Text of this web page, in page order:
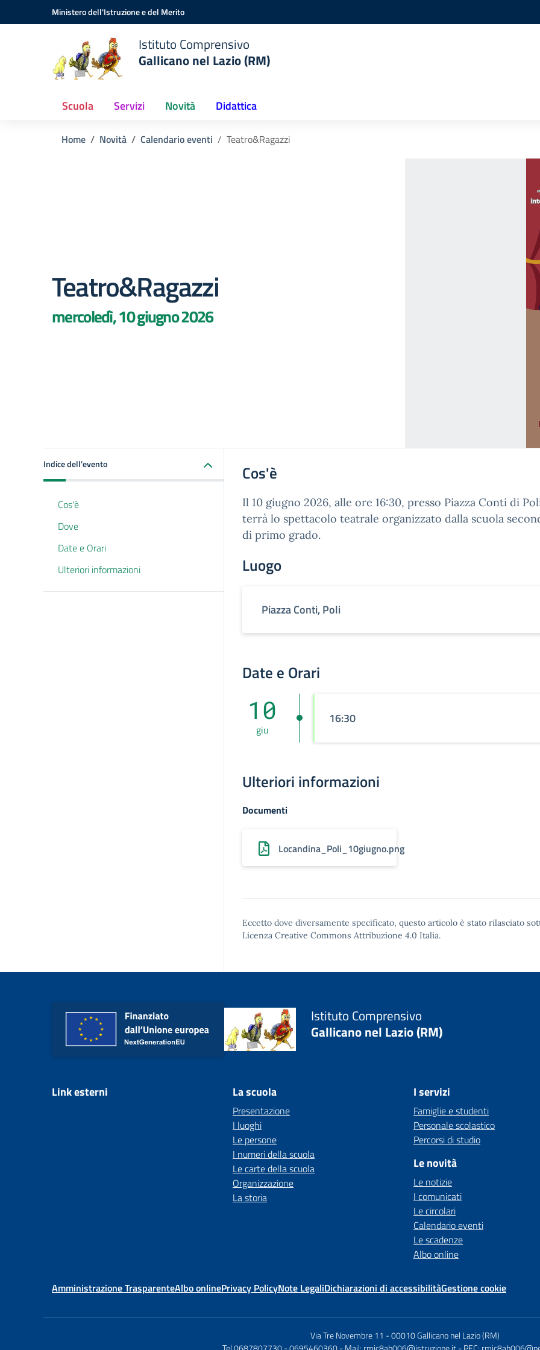
Vai ai contenuti
Vai al menu di navigazioneMinistero dell'Istruzione e del Merito
Istituto Comprensivo
Gallicano nel Lazio (RM)
Scuola Servizi Novità Didattica
Home Novità Calendario eventi Teatro&Ragazzi
Teatro&Ragazzi
mercoledì, 10 giugno 2026
Indice dell'evento
Cos'è
Dove
Date e Orari
Ulteriori informazioni
Cos'è
Il 10 giugno 2026, alle ore 16:30, presso Piazza Conti di
terrà lo spettacolo teatrale organizzato dalla scuola
di primo grado.
Luogo
Piazza Conti, Poli
Date e Orari
10
giu
16:30
Ulteriori informazioni
Documenti
Locandina_Poli_10giugno.png
Eccetto dove diversamente specificato, questo articolo è stato rilasciato
Licenza Creative Commons Attribuzione 4.0 Italia.
Istituto Comprensivo
Gallicano nel Lazio (RM)
Link esterni La scuola
Presentazione
I luoghi
Le persone
I numeri della scuola
Le carte della scuola
Organizzazione
La storia
I servizi
Famiglie e studenti
Personale scolastico
Percorsi di studio
Le novità
Le notizie
I comunicati
Le circolari
Calendario eventi
Le scadenze
Albo online
Amministrazione TrasparenteAlbo onlinePrivacy PolicyNote LegaliDichiarazioni di accessibilitàGestione cookie
Via Tre Novembre 11 -00010 Gallicano nel Lazio (RM)